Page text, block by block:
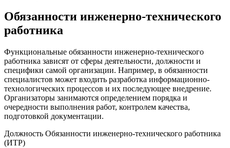
Обязанности инженерно-технического
работника
Функциональные обязанности инженерно-технического
работника зависят от сферы деятельности, должности и
специфики самой организации. Например, в обязанности
специалистов может входить разработка информационно-
технологических процессов и их последующее внедрение.
Организаторы занимаются определением порядка и
очередности выполнения работ, контролем качества,
подготовкой документации.
Должность Обязанности инженерно-технического работника
(ИТР)